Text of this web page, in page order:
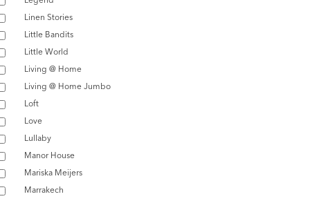
Linen Stories
Little Bandits
Little World
Living @ Home
Living @ Home Jumbo
Loft
Love
Lullaby
Manor House
Mariska Meijers
Marrakech